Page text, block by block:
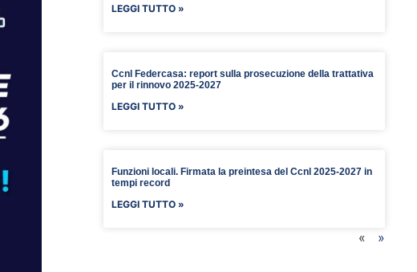
LEGGI TUTTO »
Ccnl Federcasa: report sulla prosecuzione della trattativa
per il rinnovo 2025-2027
LEGGI TUTTO »
Funzioni locali. Firmata la preintesa del Ccnl 2025-2027 in
tempi record
LEGGI TUTTO »
« »